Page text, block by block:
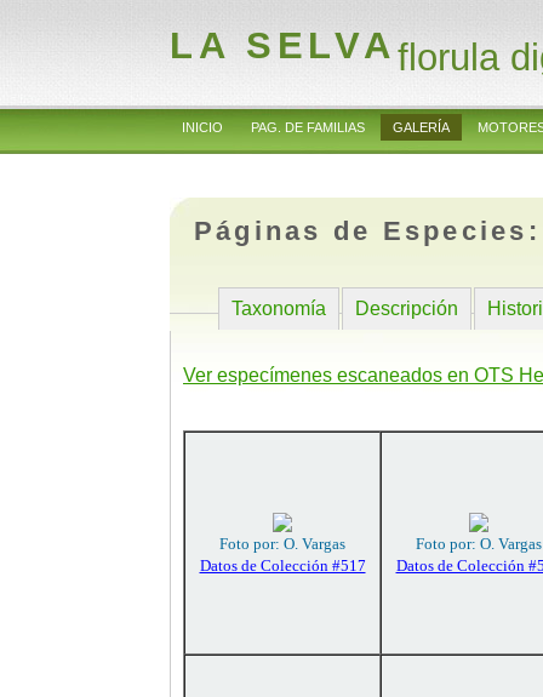
LA SELVAflorula
INICIO PAG. DE FAMILIAS GALERÍA
Páginas de
Taxonomía Descripción
Ver especímenes escaneados en OTS
Foto por: O. Vargas
Datos de Colección #517
Foto por: O. Vargas
Datos de Colección